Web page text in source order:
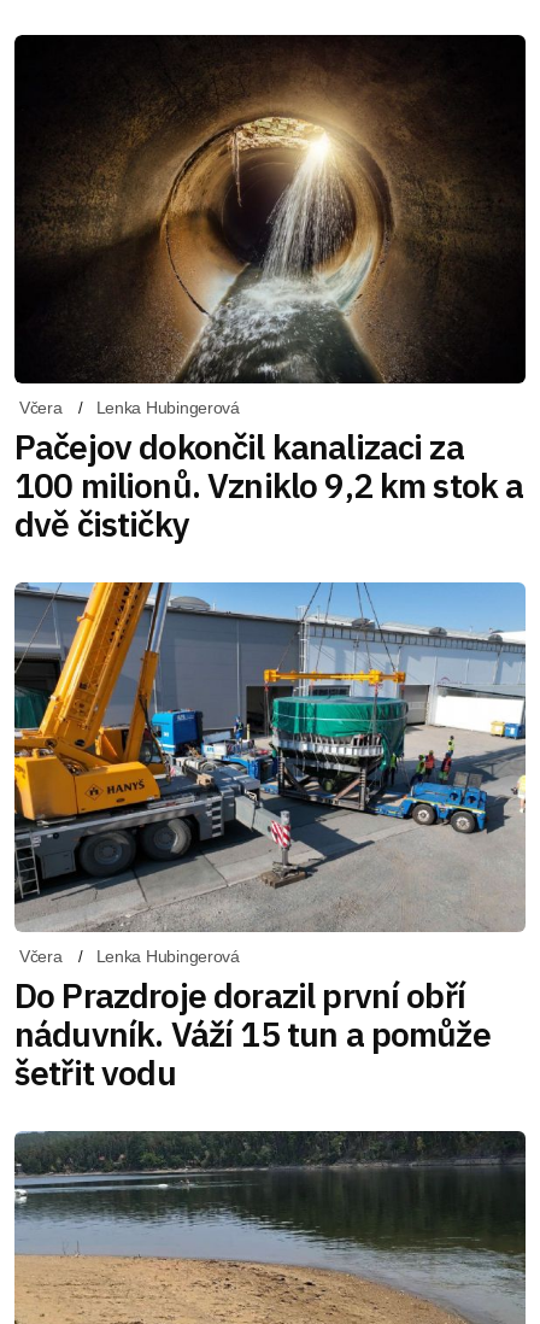
Včera Lenka Hubingerová
Pačejov dokončil kanalizaci za
100 milionů. Vzniklo 9,2 km stok a
dvě čističky
Včera Lenka Hubingerová
Do Prazdroje dorazil první obří
náduvník. Váží 15 tun a pomůže
šetřit vodu